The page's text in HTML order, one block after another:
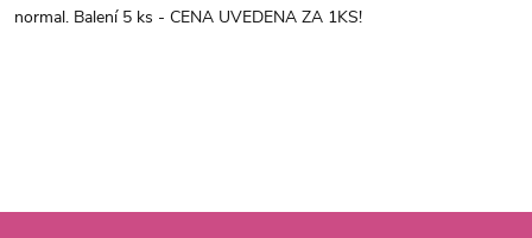
normal. Balení 5 ks - CENA UVEDENA ZA 1KS!